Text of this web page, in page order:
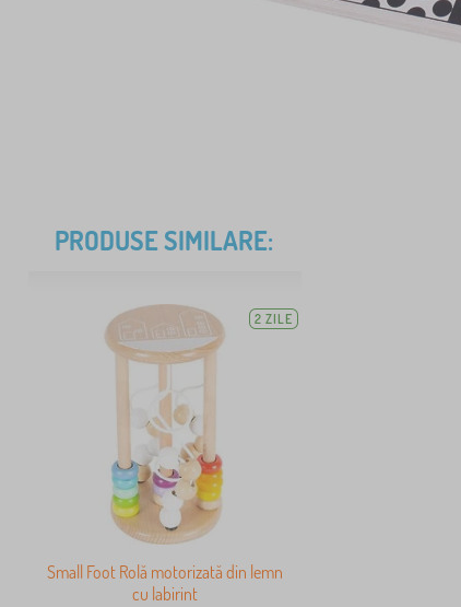
PRODUSE SIMILARE:
2 ZILE
Small Foot Rolă motorizată din lemn
cu labirint